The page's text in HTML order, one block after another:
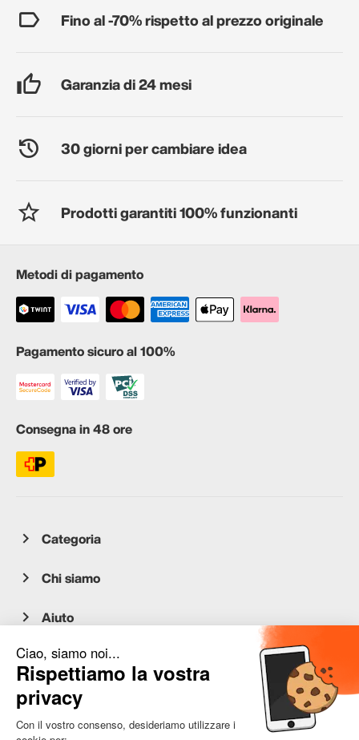
Fino al -70% rispetto al prezzo originale
Garanzia di 24 mesi
30 giorni per cambiare idea
Prodotti garantiti 100% funzionanti
Metodi di pagamento
Pagamento sicuro al 100%
Consegna in 48 ore
Categoria
Chi siamo
Aiuto
Servizio clienti
occasion.migros.mobile@recommerce.com
Lunedì-Venerdì 08:00-17:00